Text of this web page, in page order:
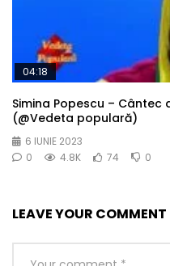
04:18
Simina Popescu –
(@Vedeta populară)
6 IUNIE 2023
0
4.8K 74 0
LEAVE YOUR COMMENT